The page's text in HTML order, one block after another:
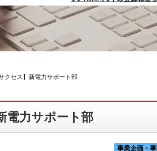
クセス】新電力サポート部
電力サポート部
事業企画・